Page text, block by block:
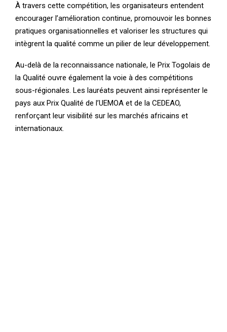
À travers cette compétition, les organisateurs entendent
encourager l’amélioration continue, promouvoir les bonnes
pratiques organisationnelles et valoriser les structures qui
intègrent la qualité comme un pilier de leur développement.
Au-delà de la reconnaissance nationale, le Prix Togolais de
la Qualité ouvre également la voie à des compétitions
sous-régionales. Les lauréats peuvent ainsi représenter le
pays aux Prix Qualité de l’UEMOA et de la CEDEAO,
renforçant leur visibilité sur les marchés africains et
internationaux.